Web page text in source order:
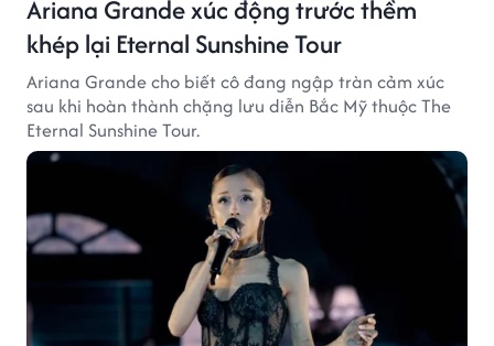
Ariana Grande xúc động trước thềm
khép lại Eternal Sunshine Tour
Ariana Grande cho biết cô đang ngập tràn cảm xúc
sau khi hoàn thành chặng lưu diễn Bắc Mỹ thuộc The
Eternal Sunshine Tour.